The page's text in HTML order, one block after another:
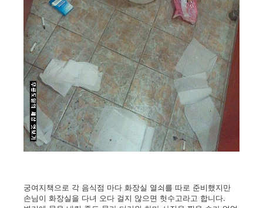
궁여지책으로 각 음식점 마다 화장실 열쇠를 따로 준비했지만
손님이 화장실을 다녀 오다 걸지 않으면 헛수고라고 합니다.